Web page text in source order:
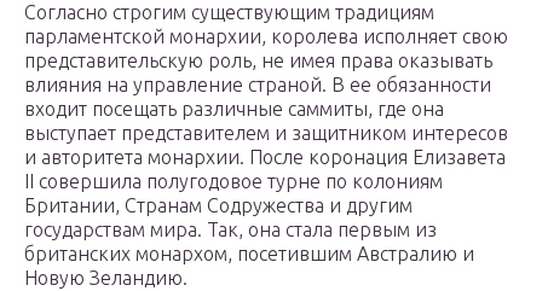
Согласно строгим существующим традициям
парламентской монархии, королева исполняет свою
представительскую роль, не имея права оказывать
влияния на управление страной. В ее обязанности
входит посещать различные саммиты, где она
выступает представителем и защитником интересов
и авторитета монархии. После коронация Елизавета
II совершила полугодовое турне по колониям
Британии, Странам Содружества и другим
государствам мира. Так, она стала первым из
британских монархом, посетившим Австралию и
Новую Зеландию.